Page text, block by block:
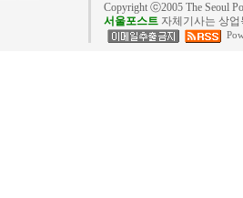
Copyright ⓒ2005 The Seoul
서울포스트 자체기사는 상업